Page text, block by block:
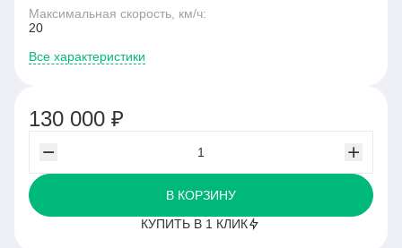
Максимальная скорость, км/ч:
20
Все характеристики
130 000 ₽
В КОРЗИНУ
КУПИТЬ В 1 КЛИК